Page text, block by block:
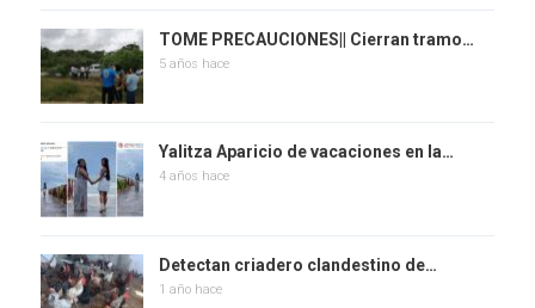
TOME PRECAUCIONES|| Cierran tramo…
5 años hace
Yalitza Aparicio de vacaciones en la…
4 años hace
Detectan criadero clandestino de…
1 año hace